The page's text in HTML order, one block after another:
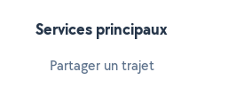
Services principaux
Partager un trajet